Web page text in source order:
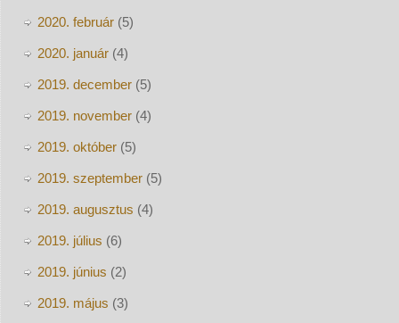
2020. február(5)
2020. január(4)
2019. december(5)
2019. november(4)
2019. október(5)
2019. szeptember(5)
2019. augusztus (4)
2019. július (6)
2019. június (2)
2019. május (3)